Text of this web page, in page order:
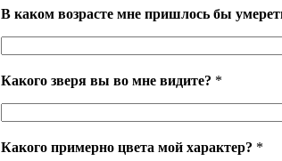
В каком возрасте мне пришлось бы
Какого зверя вы во мне видите? *
Какого примерно цвета мой характер? *